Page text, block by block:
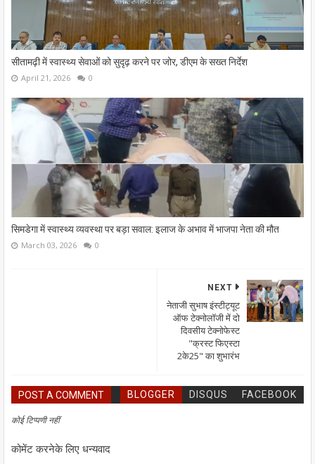
सीतामढ़ी में स्वास्थ्य सेवाओं को सुदृढ़ करने पर जोर, डीएम के सख्त निर्देश
April 21, 2026 0
सिमडेगा में स्वास्थ्य व्यवस्था पर बड़ा सवाल: इलाज के अभाव में भाजपा नेता की मौत
March 03, 2026 0
NEXT
नेताजी सुभाष इंस्टीट्यूट
ऑफ टेक्नोलॉजी में दो
दिवसीय टेक्नोफेस्ट
"क्रस्ट फिएस्टा
2के25" का शुभारंभ
POST A COMMENT BLOGGER DISQUS FACEBOOK
कोई टिप्पणी नहीं
कोमेंट करनेके लिए धन्यवाद